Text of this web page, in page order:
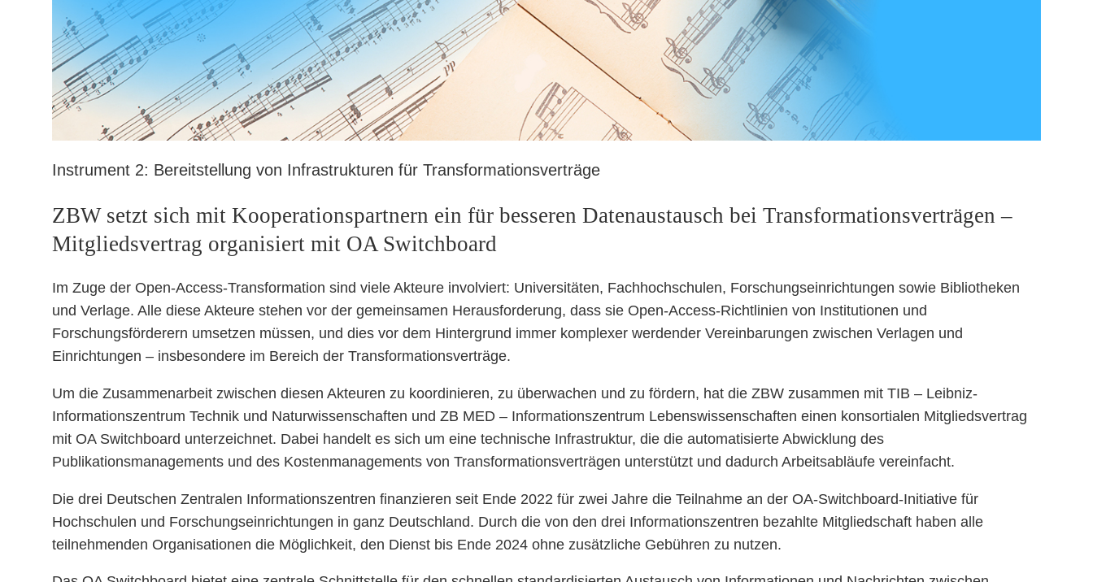
Instrument 2: Bereitstellung von Infrastrukturen für Transformationsverträge
ZBW setzt sich mit Kooperationspartnern ein für besseren Datenaustausch bei Transformationsverträgen –
Mitgliedsvertrag organisiert mit OA Switchboard
Im Zuge der Open-Access-Transformation sind viele Akteure involviert: Universitäten, Fachhochschulen, Forschungseinrichtungen sowie Bibliotheken
und Verlage. Alle diese Akteure stehen vor der gemeinsamen Herausforderung, dass sie Open-Access-Richtlinien von Institutionen und
Forschungsförderern umsetzen müssen, und dies vor dem Hintergrund immer komplexer werdender Vereinbarungen zwischen Verlagen und
Einrichtungen – insbesondere im Bereich der Transformationsverträge.
Um die Zusammenarbeit zwischen diesen Akteuren zu koordinieren, zu überwachen und zu fördern, hat die ZBW zusammen mit TIB – Leibniz-
Informationszentrum Technik und Naturwissenschaften und ZB MED – Informationszentrum Lebenswissenschaften einen konsortialen Mitgliedsvertrag
mit OA Switchboard unterzeichnet. Dabei handelt es sich um eine technische Infrastruktur, die die automatisierte Abwicklung des
Publikationsmanagements und des Kostenmanagements von Transformationsverträgen unterstützt und dadurch Arbeitsabläufe vereinfacht.
Die drei Deutschen Zentralen Informationszentren finanzieren seit Ende 2022 für zwei Jahre die Teilnahme an der OA-Switchboard-Initiative für
Hochschulen und Forschungseinrichtungen in ganz Deutschland. Durch die von den drei Informationszentren bezahlte Mitgliedschaft haben alle
teilnehmenden Organisationen die Möglichkeit, den Dienst bis Ende 2024 ohne zusätzliche Gebühren zu nutzen.